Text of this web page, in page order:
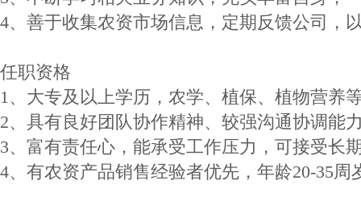
4、善于收集农资市场信息，定期反馈公司，
任职资格
1、大专及以上学历，农学、植保、植物营养
2、具有良好团队协作精神、较强沟通协调能
3、富有责任心，能承受工作压力，可接受长
4、有农资产品销售经验者优先，年龄20-35周